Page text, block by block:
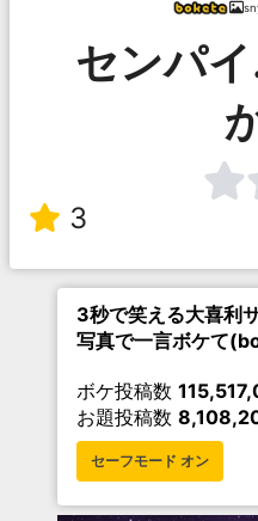
センパ
3
3秒で笑える大喜利
写真で一言ボケて
ボケ投稿数
お題投稿数
セーフモード オン